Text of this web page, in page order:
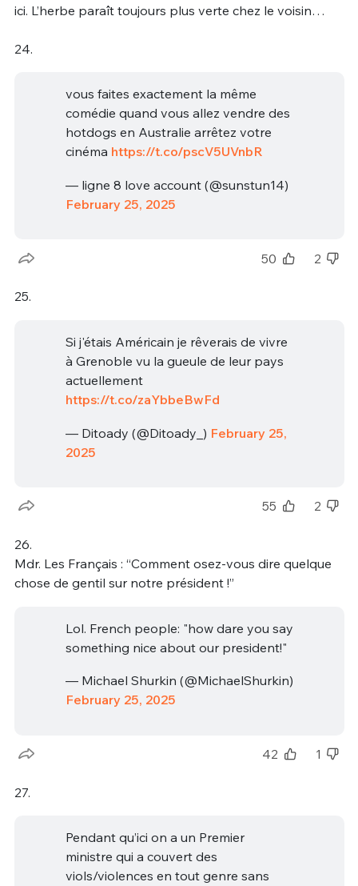
ici. L’herbe paraît toujours plus verte chez le voisin…
24.
vous faites exactement la même
comédie quand vous allez vendre des
hotdogs en Australie arrêtez votre
cinéma https://t.co/pscV5UVnbR
— ligne 8 love account (@sunstun14)
February 25, 2025
50 2
25.
Si j'étais Américain je rêverais de vivre
à Grenoble vu la gueule de leur pays
actuellement
https://t.co/zaYbbeBwFd
— Ditoady (@Ditoady_) February 25,
2025
55 2
26.
Mdr. Les Français : “Comment osez-vous dire quelque
chose de gentil sur notre président !”
Lol. French people: "how dare you say
something nice about our president!"
— Michael Shurkin (@MichaelShurkin)
February 25, 2025
42 1
27.
Pendant qu’ici on a un Premier
ministre qui a couvert des
viols/violences en tout genre sans